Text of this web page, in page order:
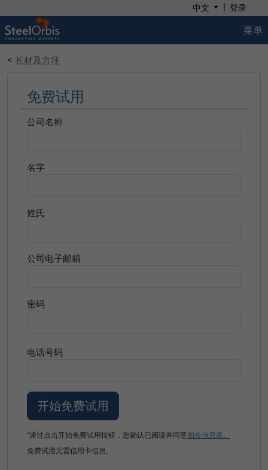
中文 | 登录
菜单
< 长材及方坯
免费试用
公司名称
名字
姓氏
公司电子邮箱
密码
电话号码
“通过点击开始免费试用按钮，您确认已阅读并同意初步信息表。
免费试用无需信用卡信息。